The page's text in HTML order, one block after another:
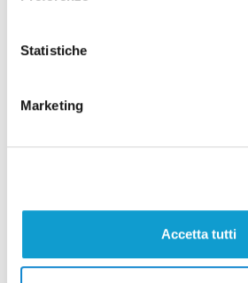
Statistiche
Marketing
Accetta tutti